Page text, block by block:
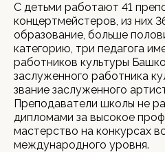
С детьми работают 41
концертмейстеров, из них
образование, больше
категорию, три педагога
работников культуры
заслуженного работника
звание заслуженного
Преподаватели школы не
дипломами за высокое
мастерство на конкурсах
международного уровня.